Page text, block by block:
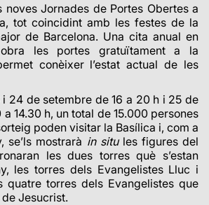
noves Jornades de Portes Obertes a
tot coincidint amb les festes de la
de Barcelona. Una cita anual en
les portes gratuïtament a la
conèixer l’estat actual de les
24 de setembre de 16 a 20 h i 25 de
14.30 h, un total de 15.000 persones
poden visitar la Basílica i, com a
se’ls mostrarà in situles figures del
les dues torres què s’estan
les torres dels Evangelistes Lluc i
quatre torres dels Evangelistes que
Jesucrist.